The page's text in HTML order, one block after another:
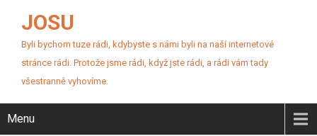
JOSU
Byli bychom tuze rádi, kdybyste s námi byli na naší internetové
stránce rádi. Protože jsme rádi, když jste rádi, a rádi vám tady
všestranně vyhovíme.
Menu